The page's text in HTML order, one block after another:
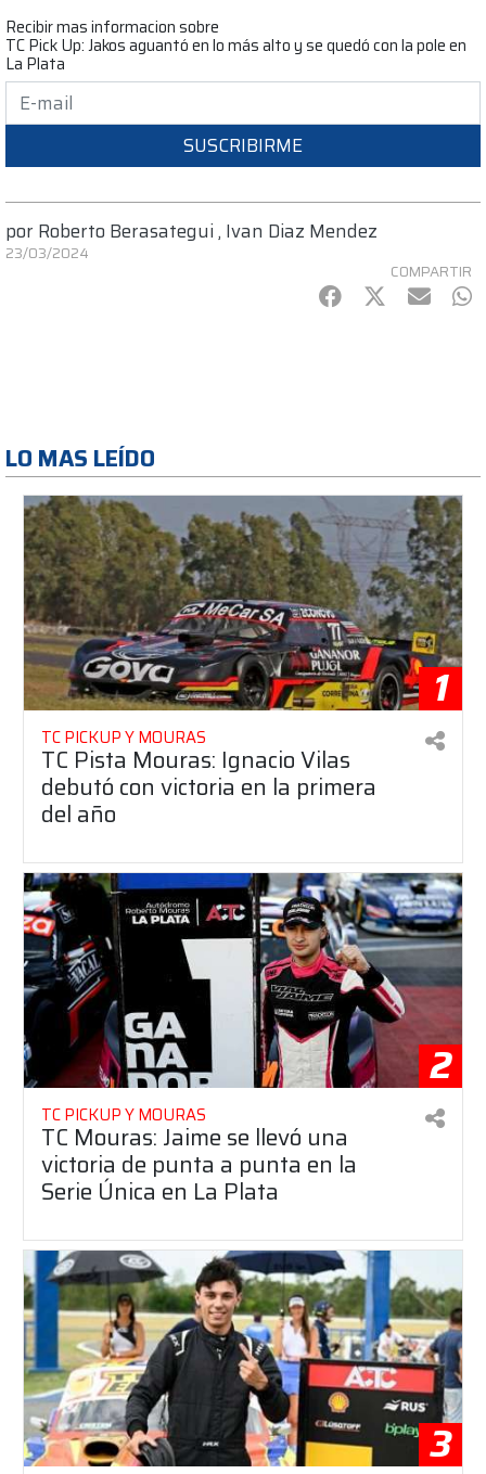
Recibir mas informacion sobre
TC Pick Up: Jakos aguantó en lo más alto y se quedó con la pole en
La Plata
SUSCRIBIRME
por Roberto Berasategui, Ivan Diaz Mendez
23/03/2024
COMPARTIR
Facebook
Twitter
mail
LO MAS LEÍDO
1
TC PICKUP Y MOURAS
TC Pista Mouras: Ignacio Vilas
debutó con victoria en la primera
del año
2
TC PICKUP Y MOURAS
TC Mouras: Jaime se llevó una
victoria de punta a punta en la
Serie Única en La Plata
3